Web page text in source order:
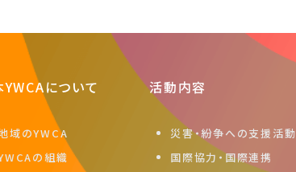
YWCAについて
域のYWCA
の組織
活動内容
災害・紛争への支援活動
国際協力・国際連携